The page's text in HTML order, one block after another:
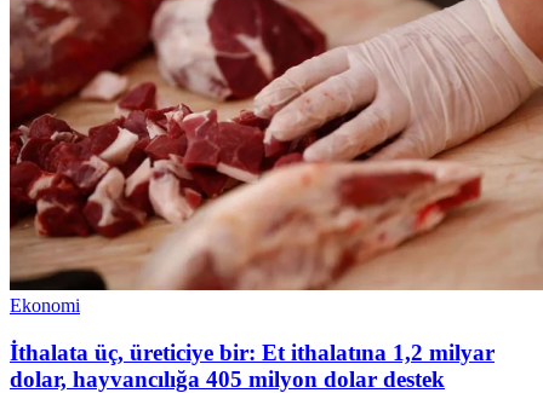
Ekonomi
İthalata üç, üreticiye bir: Et ithalatına 1,2 milyar
dolar, hayvancılığa 405 milyon dolar destek